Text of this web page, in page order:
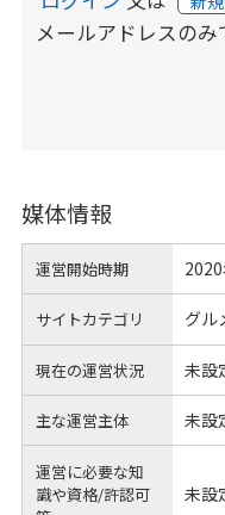
メールアドレスのみ
媒体情報
運営開始時期
サイトカテゴリ グル
現在の運営状況 未設
主な運営主体 未設
運営に必要な知
識や資格/許認可
未設